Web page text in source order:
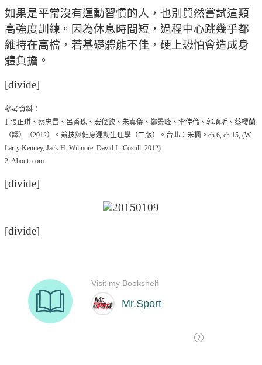
如果是平常沒有運動習慣的人，也別貿然嘗試這類
高強度訓練。因為休息時間短，過程中心跳幾乎都
維持在高檔，若基礎體能不佳，硬上恐怕會造成身
體負擔。
[divide]
參考資料：
1.張正琪、蔡忠昌、呂香珠、宏偉欽、朱真儀、鄭景峰、李佳倫、郭堉圻、蔡櫻蘭
（譯）（2012）。競技與健身運動生理學（二版）。台北：禾楓。ch 6, ch 15, (W.
Larry Kenney, Jack H. Wilmore, David L. Costill, 2012)
2. About .com
[divide]
[divide]